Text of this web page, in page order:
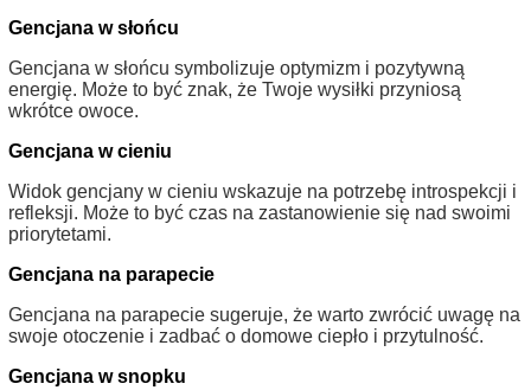
Gencjana w słońcu
Gencjana w słońcu symbolizuje optymizm i pozytywną
energię. Może to być znak, że Twoje wysiłki przyniosą
wkrótce owoce.
Gencjana w cieniu
Widok gencjany w cieniu wskazuje na potrzebę introspekcji i
refleksji. Może to być czas na zastanowienie się nad swoimi
priorytetami.
Gencjana na parapecie
Gencjana na parapecie sugeruje, że warto zwrócić uwagę na
swoje otoczenie i zadbać o domowe ciepło i przytulność.
Gencjana w snopku